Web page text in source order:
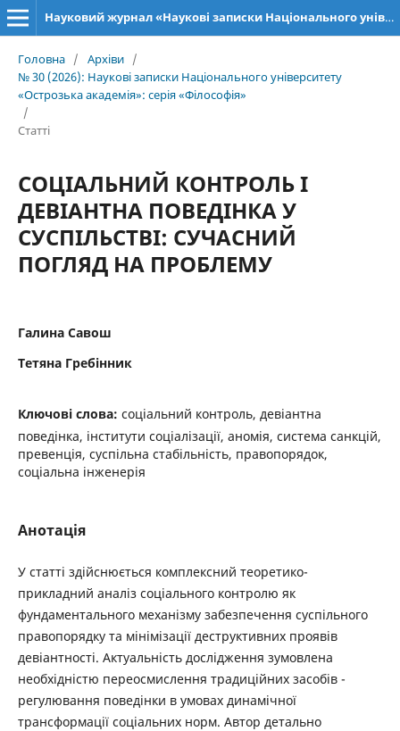
Науковий журнал «Наукові записки Національного університету «Острозька академія»: серія «Філософія»
Головна / Архіви /
№ 30 (2026): Наукові записки Національного університету
«Острозька академія»: серія «Філософія»
/
Статті
СОЦІАЛЬНИЙ КОНТРОЛЬ І
ДЕВІАНТНА ПОВЕДІНКА У
СУСПІЛЬСТВІ: СУЧАСНИЙ
ПОГЛЯД НА ПРОБЛЕМУ
Галина Савош
Тетяна Гребінник
Ключові слова: соціальний контроль, девіантна
поведінка, інститути соціалізації, аномія, система санкцій,
превенція, суспільна стабільність, правопорядок,
соціальна інженерія
Анотація
У статті здійснюється комплексний теоретико-
прикладний аналіз соціального контролю як
фундаментального механізму забезпечення суспільного
правопорядку та мінімізації деструктивних проявів
девіантності. Актуальність дослідження зумовлена
необхідністю переосмислення традиційних засобів ­
регулювання поведінки в умовах динамічної
трансформації соціальних норм. Автор детально